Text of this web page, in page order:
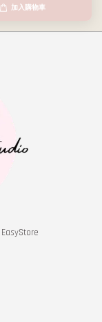
加入購物車
EasyStore